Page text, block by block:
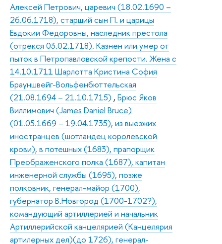
Алексей Петрович, царевич (18.02.1690 –
26.06.1718), старший сын П. и царицы
Евдокии Федоровны, наследник престола
(отрекся 03.02.1718). Казнен или умер от
пыток в Петропавловской крепости. Жена с
14.10.1711 Шарлотта Кристина София
Брауншвейг-Вольфенбюттельская
(21.08.1694 – 21.10.1715) , Брюс Яков
Виллимович (James Daniel Bruce)
(01.05.1669 – 19.04.1735), из выезжих
иностранцев (шотландец королевской
крови), в потешных (1683), прапорщик
Преображенского полка (1687), капитан
инженерной службы (1695), позже
полковник, генерал-майор (1700),
губернатор В.Новгород (1700-1702?),
командующий артиллерией и начальник
Артиллерийской канцелярией (Канцелярия
артилерных дел)(до 1726), генерал-